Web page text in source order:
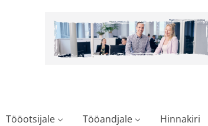
Tööotsijale Tööandjale Hinnakiri